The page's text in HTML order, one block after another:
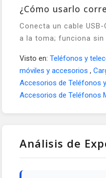
¿Cómo usarlo
Conecta un cable
a la toma; funciona
Visto en: Teléfonos y
móviles y accesorios ,
Accesorios de Teléfonos
Accesorios de Teléfonos
Análisis de